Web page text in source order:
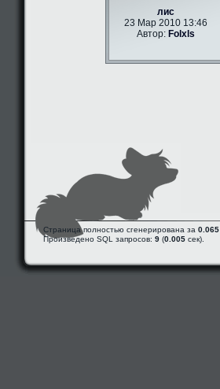
лис
23 Мар 2010 13:46
Автор: Folxls
Страница полностью сгенерирована за 0.065
Произведено SQL запросов: 9 (0.005 сек).